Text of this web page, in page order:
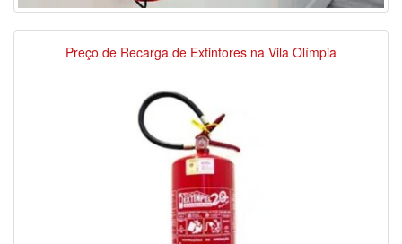
Preço de Recarga de Extintores na Vila Olímpia